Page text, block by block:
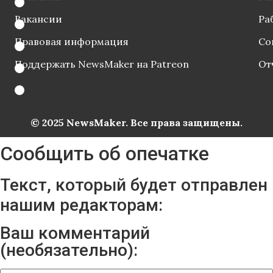
Вакансии
Правовая информация
Поддержать NewsMaker на Patreon
© 2025 NewsMaker. Все права защищены.
Сообщить об опечатке
Текст, который будет отправлен
нашим редакторам:
Ваш комментарий
(необязательно):